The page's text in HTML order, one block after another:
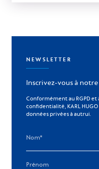
NEWSLETTER
Inscrivez-vous à
Conformément au RGPD et
confidentialité, KARL
données privées à autrui.